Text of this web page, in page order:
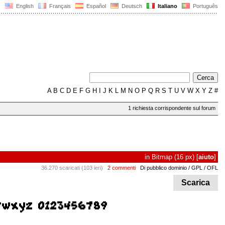
English Français Español Deutsch Italiano Português
AB C D E F G H J K L M N O P Q R S T U V W X Y Z #
1 richiesta corrispondente sul forum
in Bitmap (16 px) [aiuto]
36.270 scaricati (103 ieri) 2 commenti Di pubblico dominio / GPL / OFL
Scarica